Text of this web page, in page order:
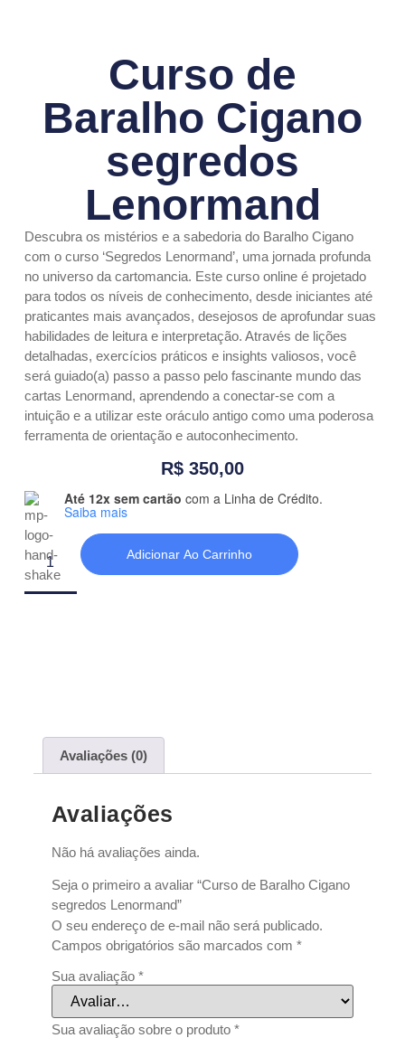
Curso de
Baralho Cigano
segredos
Lenormand
Descubra os mistérios e a sabedoria do Baralho Cigano
com o curso ‘Segredos Lenormand’, uma jornada profunda
no universo da cartomancia. Este curso online é projetado
para todos os níveis de conhecimento, desde iniciantes até
praticantes mais avançados, desejosos de aprofundar suas
habilidades de leitura e interpretação. Através de lições
detalhadas, exercícios práticos e insights valiosos, você
será guiado(a) passo a passo pelo fascinante mundo das
cartas Lenormand, aprendendo a conectar-se com a
intuição e a utilizar este oráculo antigo como uma poderosa
ferramenta de orientação e autoconhecimento.
R$ 350,00
Até 12x sem cartão com a Linha de Crédito.
Saiba mais
Adicionar Ao Carrinho
Avaliações (0)
Avaliações
Não há avaliações ainda.
Seja o primeiro a avaliar “Curso de Baralho Cigano
segredos Lenormand”
O seu endereço de e-mail não será publicado.
Campos obrigatórios são marcados com *
Sua avaliação *
Sua avaliação sobre o produto *